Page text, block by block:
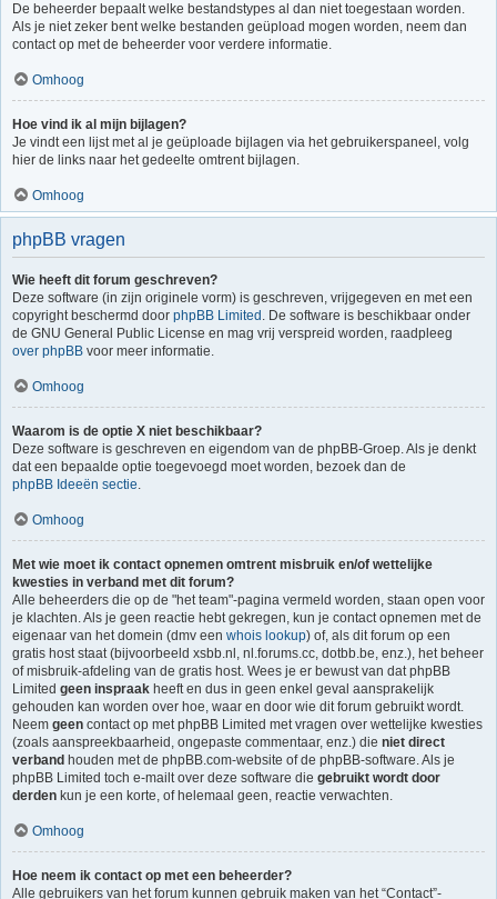
De beheerder bepaalt welke bestandstypes al dan niet toegestaan worden.
Als je niet zeker bent welke bestanden geüpload mogen worden, neem dan
contact op met de beheerder voor verdere informatie.
Omhoog
Hoe vind ik al mijn bijlagen?
Je vindt een lijst met al je geüploade bijlagen via het gebruikerspaneel, volg
hier de links naar het gedeelte omtrent bijlagen.
Omhoog
phpBB vragen
Wie heeft dit forum geschreven?
Deze software (in zijn originele vorm) is geschreven, vrijgegeven en met een
copyright beschermd door phpBB Limited . De software is beschikbaar onder
de GNU General Public License en mag vrij verspreid worden, raadpleeg
over phpBB voor meer informatie.
Omhoog
Waarom is de optie X niet beschikbaar?
Deze software is geschreven en eigendom van de phpBB-Groep. Als je denkt
dat een bepaalde optie toegevoegd moet worden, bezoek dan de
phpBB Ideeën sectie.
Omhoog
Met wie moet ik contact opnemen omtrent misbruik en/of wettelijke
kwesties in verband met dit forum?
Alle beheerders die op de "het team"-pagina vermeld worden, staan open voor
je klachten. Als je geen reactie hebt gekregen, kun je contact opnemen met de
eigenaar van het domein (dmv een whois lookup) of, als dit forum op een
gratis host staat (bijvoorbeeld xsbb.nl, nl.forums.cc, dotbb.be, enz.), het beheer
of misbruik-afdeling van de gratis host. Wees je er bewust van dat phpBB
Limited geen inspraak heeft en dus in geen enkel geval aansprakelijk
gehouden kan worden over hoe, waar en door wie dit forum gebruikt wordt.
Neem geen contact op met phpBB Limited met vragen over wettelijke kwesties
(zoals aanspreekbaarheid, ongepaste commentaar, enz.) die niet direct
verband houden met de phpBB.com-website of de phpBB-software. Als je
phpBB Limited toch e-mailt over deze software die gebruikt wordt door
derden kun je een korte, of helemaal geen, reactie verwachten.
Omhoog
Hoe neem ik contact op met een beheerder?
Alle gebruikers van het forum kunnen gebruik maken van het “Contact”-